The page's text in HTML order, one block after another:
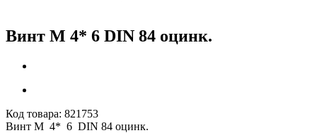
Винт М 4* 6 DIN 84 оцинк.
Код товара: 821753
Винт М 4* 6 DIN 84 оцинк.